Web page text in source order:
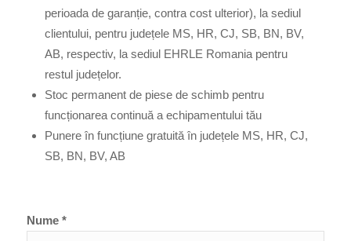
perioada de garanție, contra cost ulterior), la sediul
clientului, pentru județele MS, HR, CJ, SB, BN, BV,
AB, respectiv, la sediul EHRLE Romania pentru
restul județelor.
Stoc permanent de piese de schimb pentru
funcționarea continuă a echipamentului tău
Punere în funcțiune gratuită în județele MS, HR, CJ,
SB, BN, BV, AB
Nume *